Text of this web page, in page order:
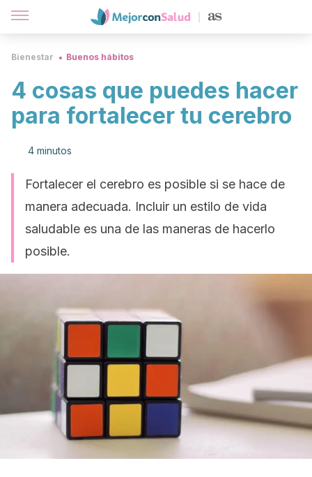
Bienestar Buenos hábitos
4 cosas que puedes hacer
para fortalecer tu cerebro
4 minutos
Fortalecer el cerebro es posible si se hace de
manera adecuada. Incluir un estilo de vida
saludable es una de las maneras de hacerlo
posible.